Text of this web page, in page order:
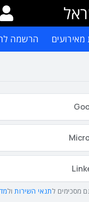
מאירועים הרשמה
תנאי השירותול